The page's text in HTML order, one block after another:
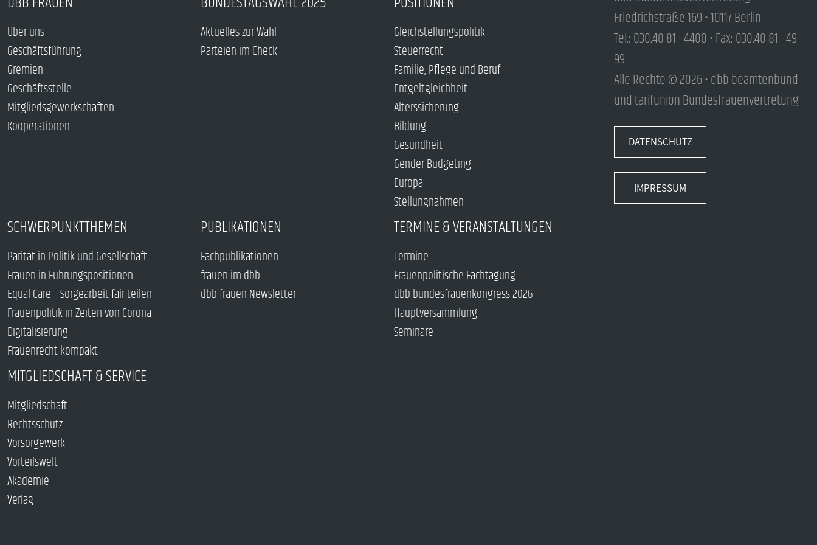
Über uns
Geschäftsführung
Gremien
Geschäftsstelle
Mitgliedsgewerkschaften
Kooperationen
Aktuelles zur Wahl
Parteien im Check
Gleichstellungspolitik
Steuerrecht
Familie, Pflege und Beruf
Entgeltgleichheit
Alterssicherung
Bildung
Gesundheit
Gender Budgeting
Europa
Stellungnahmen
SCHWERPUNKTTHEMEN
Parität in Politik und Gesellschaft
Frauen in Führungspositionen
Equal Care – Sorgearbeit fair teilen
Frauenpolitik in Zeiten von Corona
Digitalisierung
Frauenrecht kompakt
PUBLIKATIONEN
Fachpublikationen
frauen im dbb
dbb frauen Newsletter
TERMINE & VERANSTALTUNGEN
Termine
Frauenpolitische Fachtagung
dbb bundesfrauenkongress 2026
Hauptversammlung
Seminare
MITGLIEDSCHAFT & SERVICE
Mitgliedschaft
Rechtsschutz
Vorsorgewerk
Vorteilswelt
Akademie
Verlag
Friedrichstraße 169 • 10117 Berlin
Tel.: 030.40 81 - 4400 • Fax: 030.40 81 - 49
99
Alle Rechte © 2026 • dbb beamtenbund
und tarifunion Bundesfrauenvertretung
DATENSCHUTZ
IMPRESSUM